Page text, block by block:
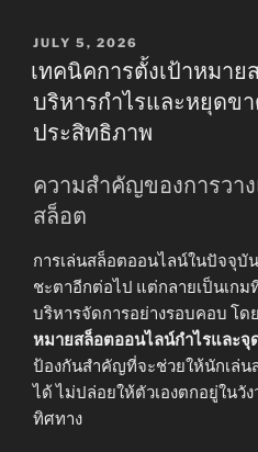
POSTED
JULY 5, 2026
เทคนิคการตั้งเป้าหมาย
บริหารกำไรและหยุดข
ประสิทธิภาพ
ความสำคัญของการวา
สล็อต
การเล่นสล็อตออนไลน์ในปัจจุบั
ชะตาอีกต่อไป แต่กลายเป็นเก
บริหารจัดการอย่างรอบคอบ โด
หมายสล็อตออนไลน์กำไรและ
ป้องกันสำคัญที่จะช่วยให้นักเล่
ได้ ไม่ปล่อยให้ตัวเองตกอยู่ในวัง
ทิศทาง